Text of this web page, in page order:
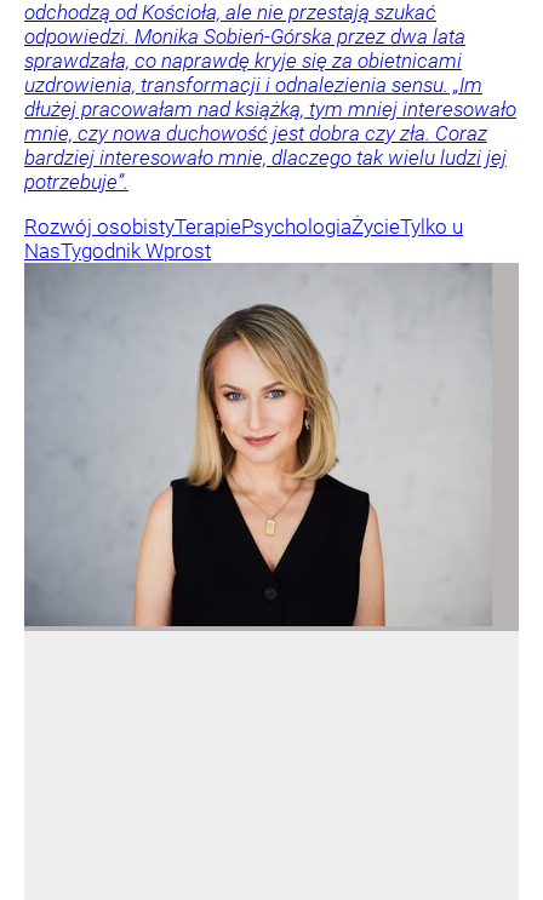
odchodzą od Kościoła, ale nie przestają szukać
odpowiedzi. Monika Sobień-Górska przez dwa lata
sprawdzała, co naprawdę kryje się za obietnicami
uzdrowienia, transformacji i odnalezienia sensu. „Im
dłużej pracowałam nad książką, tym mniej interesowało
mnie, czy nowa duchowość jest dobra czy zła. Coraz
bardziej interesowało mnie, dlaczego tak wielu ludzi jej
potrzebuje”.
Rozwój osobistyTerapiePsychologiaŻycieTylko u
NasTygodnik Wprost